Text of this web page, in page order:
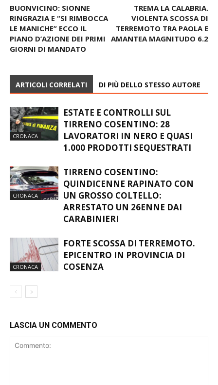
BUONVICINO: SIONNE
RINGRAZIA E “SI RIMBOCCA
LE MANICHE” ECCO IL
PIANO D’AZIONE DEI PRIMI
GIORNI DI MANDATO
TREMA LA CALABRIA.
VIOLENTA SCOSSA DI
TERREMOTO TRA PAOLA E
AMANTEA MAGNITUDO 6.2
ARTICOLI CORRELATI DI PIÙ DELLO STESSO AUTORE
CRONACA
ESTATE E CONTROLLI SUL
TIRRENO COSENTINO: 28
LAVORATORI IN NERO E QUASI
1.000 PRODOTTI SEQUESTRATI
CRONACA
TIRRENO COSENTINO:
QUINDICENNE RAPINATO CON
UN GROSSO COLTELLO:
ARRESTATO UN 26ENNE DAI
CARABINIERI
CRONACA
FORTE SCOSSA DI TERREMOTO.
EPICENTRO IN PROVINCIA DI
COSENZA
LASCIA UN COMMENTO